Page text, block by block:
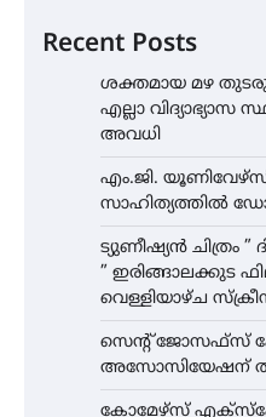
Recent Posts
ശക്തമായ മഴ
എല്ലാ
അവധി
എം.ജി.
സാഹിത്യത്തിൽ
ട്യുണീഷ്യൻ ചിത്രം
” ഇരിങ്ങാലക്കുട
വെള്ളിയാഴ്ച
സെന്റ് ജോസഫ്സ്
അസോസിയേഷന്
കോമേഴ്സ്